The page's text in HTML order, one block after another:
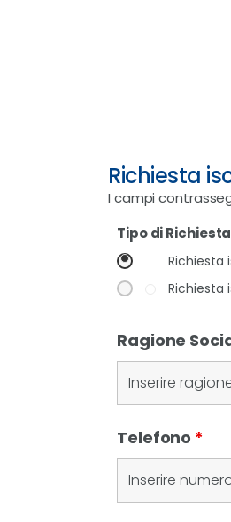
Richiesta
I campi
Tipo di Richiesta
Richiesta
Richiesta
Ragione
Telefono *